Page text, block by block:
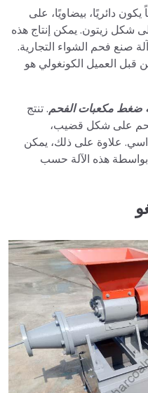
دائريًا، بيضاويًا، على
زيتون. يمكن إنتاج هذه
صنع فحم الشواء التجارية.
العميل الكونغولي هو
ضغط مكعبات الفحم. تنتج
على شكل قضيب،
علاوة على ذلك، يمكن
هذه الآلة حسب